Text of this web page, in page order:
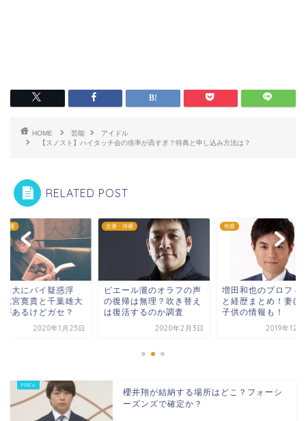
HOME 芸能
アイドル
【スノスト】ハイタッチ会の倍率が高すぎ？特典と申し込み方法は？
RELATED POST
俳優
昌大にバイ疑惑浮
成宮寛貴と千葉雄大
があるけどガセ？
2020年1月25日
女優・俳優
ピエール瀧のオラフの声
の復帰は無理？吹き替え
は復活するのか調査
2020年2月3日
熱愛
増田和也のプロフィ
と経歴まとめ！妻(
子供の情報も！
2019年12
櫻井翔が結納する場所はどこ？フォーシ
ーズンズで確定か？